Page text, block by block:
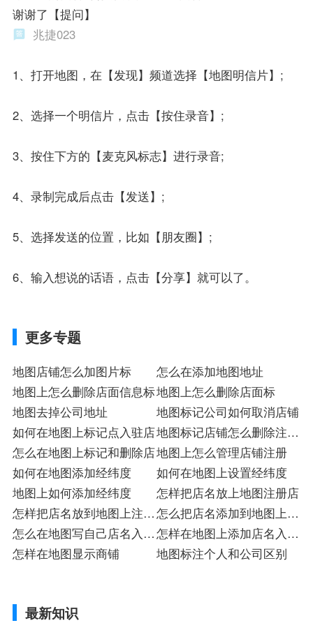
谢谢了【提问】
兆捷023
1、打开地图，在【发现】频道选择【地图明信片】;
2、选择一个明信片，点击【按住录音】;
3、按住下方的【麦克风标志】进行录音;
4、录制完成后点击【发送】;
5、选择发送的位置，比如【朋友圈】;
6、输入想说的话语，点击【分享】就可以了。
更多专题
地图店铺怎么加图片标
怎么在添加地图地址
地图上怎么删除店面信息标地图上怎么删除店面标
地图去掉公司地址
地图标记公司如何取消店铺
如何在地图上标记点入驻店地图标记店铺怎么删除注册
店
怎么在地图上标记和删除店地图上怎么管理店铺注册
如何在地图添加经纬度
如何在地图上设置经纬度
地图上如何添加经纬度
怎样把店名放上地图注册店
怎样把店名放到地图上注册
店
怎么把店名添加到地图上入
驻
怎么在地图写自己店名入驻
店
怎样在地图上添加店名入驻
店
怎样在地图显示商铺 地图标注个人和公司区别
最新知识